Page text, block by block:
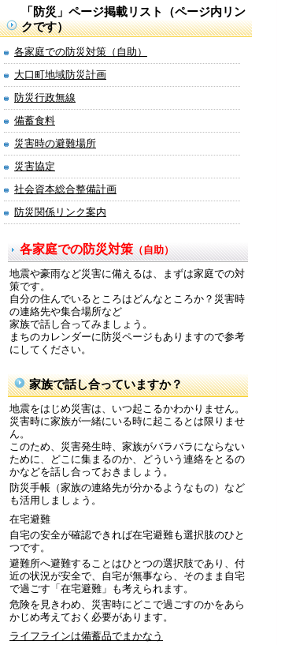
「防災」ページ掲載リスト（ページ内リン
クです）
各家庭での防災対策（自助）
大口町地域防災計画
防災行政無線
備蓄食料
災害時の避難場所
災害協定
社会資本総合整備計画
防災関係リンク案内
各家庭での防災対策 （自助）
地震や豪雨など災害に備えるは、まずは家庭での対
策です。
自分の住んでいるところはどんなところか？災害時
の連絡先や集合場所など
家族で話し合ってみましょう。
まちのカレンダーに防災ページもありますので参考
にしてください。
家族で話し合っていますか？
地震をはじめ災害は、いつ起こるかわかりません。
災害時に家族が一緒にいる時に起こるとは限りませ
ん。
このため、災害発生時、家族がバラバラにならない
ために、どこに集まるのか、どういう連絡をとるの
かなどを話し合っておきましょう。
防災手帳（家族の連絡先が分かるようなもの）など
も活用しましょう。
在宅避難
自宅の安全が確認できれば在宅避難も選択肢のひと
つです。
避難所へ避難することはひとつの選択肢であり、付
近の状況が安全で、自宅が無事なら、そのまま自宅
で過ごす「在宅避難」も考えられます。
危険を見きわめ、災害時にどこで過ごすのかをあら
かじめ考えておく必要があります。
ライフラインは備蓄品でまかなう